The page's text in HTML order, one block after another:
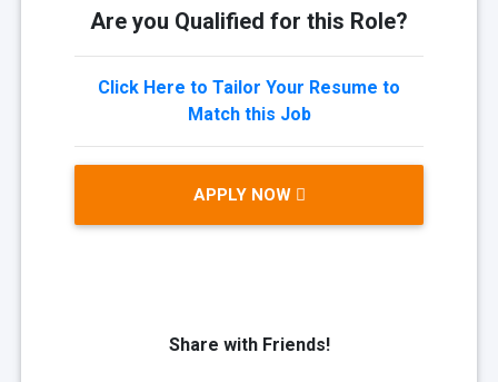
Are you Qualified for this Role?
Click Here to Tailor Your Resume to
Match this Job
APPLY NOW
Share with Friends!